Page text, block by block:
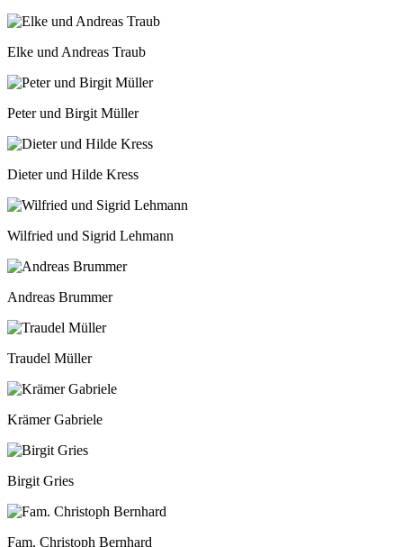
Elke und Andreas Traub
Peter und Birgit Müller
Dieter und Hilde Kress
Wilfried und Sigrid Lehmann
Andreas Brummer
Traudel Müller
Krämer Gabriele
Birgit Gries
Fam. Christoph Bernhard